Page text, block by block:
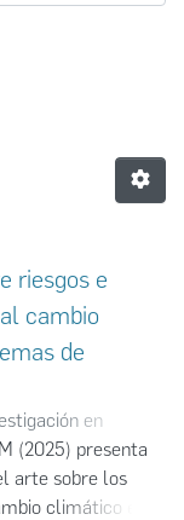
Montaña
riesgos e
cambio
de
en
Montaña,2025-
en
Montaña;
(2025) presenta
arte sobre los
climático en